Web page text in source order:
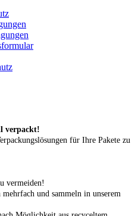
verpackt!
für Ihre Pakete zu
vermeiden!
und sammeln in unserem